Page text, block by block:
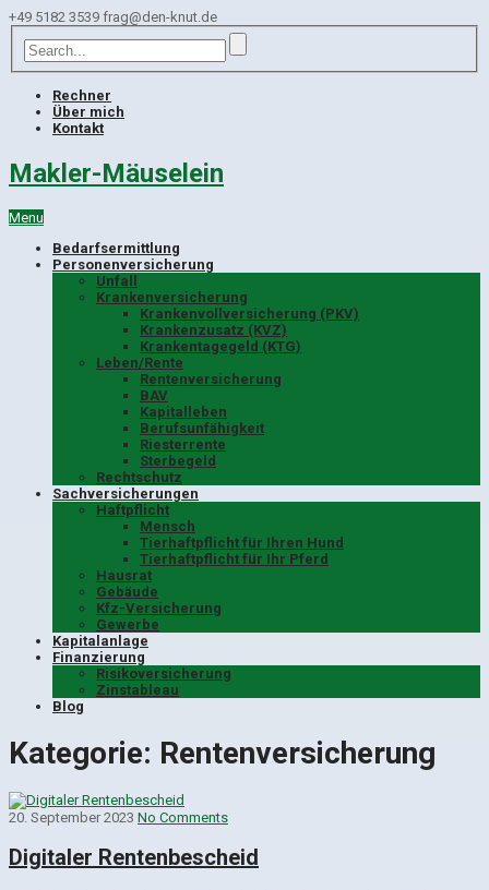
+49 5182 3539 frag@den-knut.de
Rechner
Über mich
Kontakt
Makler-Mäuselein
Menu
Bedarfsermittlung
Personenversicherung
Unfall
Krankenversicherung
Krankenvollversicherung (PKV)
Krankenzusatz (KVZ)
Krankentagegeld (KTG)
Leben/Rente
Rentenversicherung
BAV
Kapitalleben
Berufsunfähigkeit
Riesterrente
Sterbegeld
Rechtschutz
Sachversicherungen
Haftpflicht
Mensch
Tierhaftpflicht für Ihren Hund
Tierhaftpflicht für Ihr Pferd
Hausrat
Gebäude
Kfz-Versicherung
Gewerbe
Kapitalanlage
Finanzierung
Risikoversicherung
Zinstableau
Blog
Kategorie: Rentenversicherung
20. September 2023 No Comments
Digitaler Rentenbescheid